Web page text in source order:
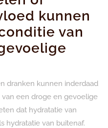
kunnen
van
dranken kunnen inderdaad
een droge en gevoelige
dat hydratatie van
hydratatie van buitenaf.